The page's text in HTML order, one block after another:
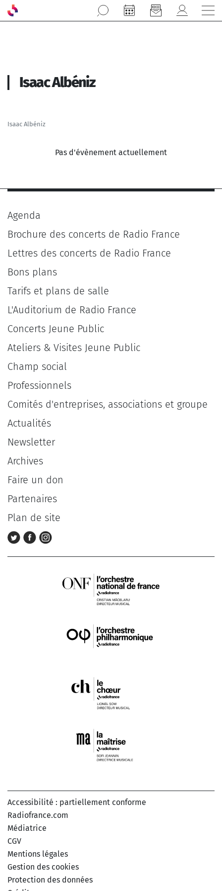
Aller au contenu principal
Isaac Albéniz
Isaac Albéniz
Pas d'évènement actuellement
Agenda
Brochure des concerts de Radio France
Lettres des concerts de Radio France
Bons plans
Tarifs et plans de salle
L'Auditorium de Radio France
Concerts Jeune Public
Ateliers & Visites Jeune Public
Champ social
Professionnels
Comités d'entreprises, associations et groupe
Actualités
Newsletter
Archives
Faire un don
Partenaires
Plan de site
Accessibilité : partiellement conforme
Radiofrance.com
Médiatrice
CGV
Mentions légales
Gestion des cookies
Protection des données